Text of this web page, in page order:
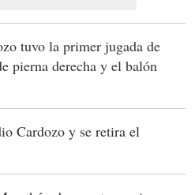
tuvo la primer jugada de
pierna derecha y el balón
Cardozo y se retira el